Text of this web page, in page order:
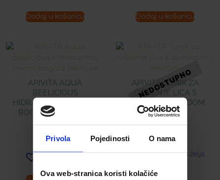
Privola Pojedinosti O nama
Ova web-stranica koristi kolačiće
Dodaj u košaricu Dodaj u košaricu
APIVITA AQUA
BEELICIOUS
HIDRATANTNA KREMA
BOGATE TEKSTURE
29,90 €
APIVITA TONIK ZA
ČIŠĆENJE LICA S
LAVANDOM I MEDOM
Dodaj u listu želja